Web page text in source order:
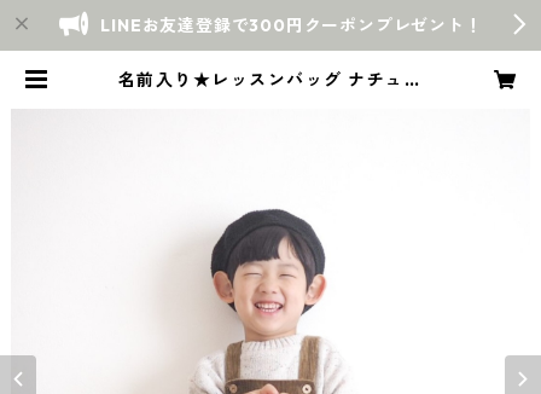
LINEお友達登録で300円クーポンプレゼント！
名前入り★レッスンバッグ ナチュラ